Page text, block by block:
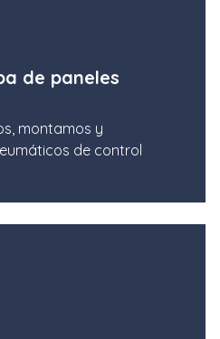
de paneles
montamos y
de control